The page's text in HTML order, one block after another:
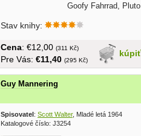
Goofy Fahrrad, Pluto
Stav knihy:
kúpiť
Cena: €12,00 (311 Kč)
Pre Vás: €11,40 (295 Kč)
Guy Mannering
Spisovatel : Scott Walter, Mladé letá 1964
Katalogové číslo: J3254